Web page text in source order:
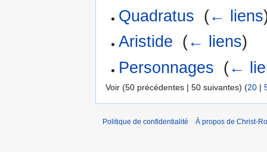
Quadratus (← liens
Aristide (← liens)
Personnages (←
Voir (50 précédentes | 50 suivantes) (20 |
Politique de confidentialité À propos de Christ-